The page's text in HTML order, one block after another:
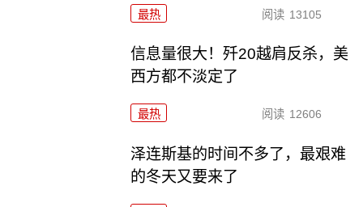
最热 阅读 13105
信息量很大！歼20越肩反杀，美
西方都不淡定了
最热 阅读 12606
泽连斯基的时间不多了，最艰难
的冬天又要来了